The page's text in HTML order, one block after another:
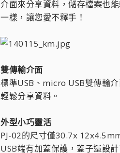
介面來分享資料，儲存檔案也
一樣，讓您愛不釋手！
雙傳輸介面
標準USB、micro USB雙傳輸
輕鬆分享資料。
外型小巧靈活
PJ-02的尺寸僅30.7x
USB端有加蓋保護，蓋子還設